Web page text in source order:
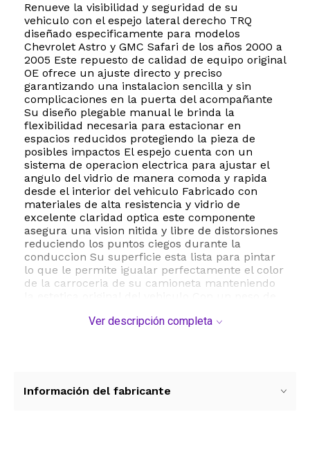
Renueve la visibilidad y seguridad de su
vehiculo con el espejo lateral derecho TRQ
diseñado especificamente para modelos
Chevrolet Astro y GMC Safari de los años 2000 a
2005 Este repuesto de calidad de equipo original
OE ofrece un ajuste directo y preciso
garantizando una instalacion sencilla y sin
complicaciones en la puerta del acompañante
Su diseño plegable manual le brinda la
flexibilidad necesaria para estacionar en
espacios reducidos protegiendo la pieza de
posibles impactos El espejo cuenta con un
sistema de operacion electrica para ajustar el
angulo del vidrio de manera comoda y rapida
desde el interior del vehiculo Fabricado con
materiales de alta resistencia y vidrio de
excelente claridad optica este componente
asegura una vision nitida y libre de distorsiones
reduciendo los puntos ciegos durante la
conduccion Su superficie esta lista para pintar
lo que le permite igualar perfectamente el color
de la carroceria de su camioneta manteniendo
este espejo cumple con los mas altos
ESTE PRODUCTO VIENE DE USA DENTRO DEL
Ver descripción completa
Información del fabricante